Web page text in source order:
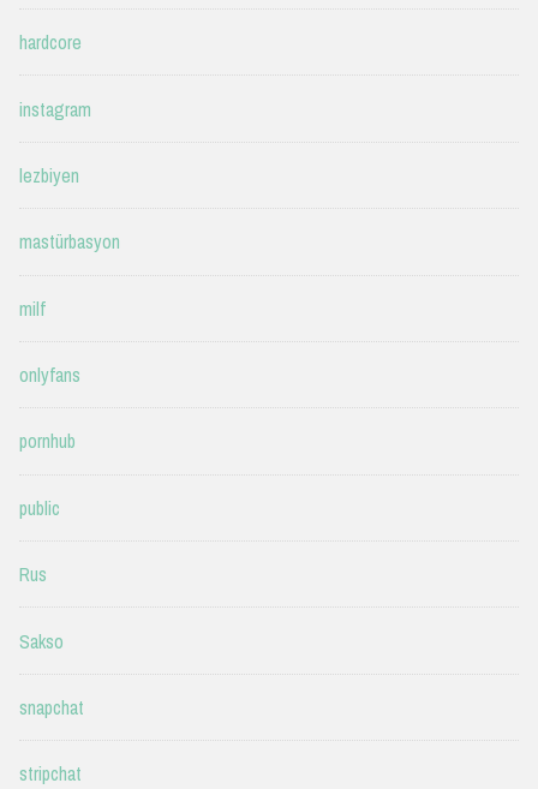
hardcore
instagram
lezbiyen
mastürbasyon
milf
onlyfans
pornhub
public
Rus
Sakso
snapchat
stripchat